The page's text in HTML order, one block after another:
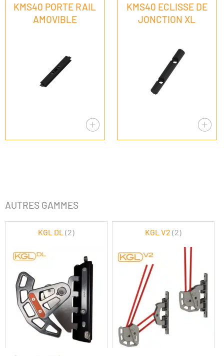
KMS40 PORTE RAIL
AMOVIBLE
KMS40 ECLISSE DE
JONCTION XL
AUTRES GAMMES
KGL DL(2) KGL V2(2)